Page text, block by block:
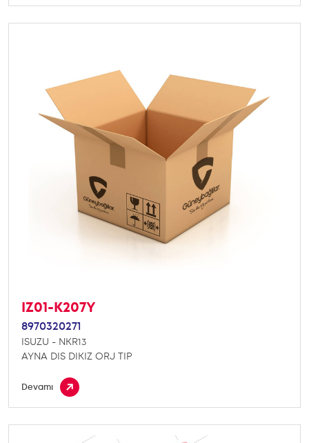
IZ01-K207Y
8970320271
ISUZU - NKR13
AYNA DIS DIKIZ ORJ TIP
Devamı